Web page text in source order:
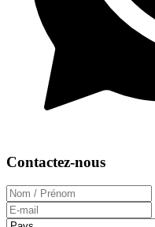
Contactez-nous